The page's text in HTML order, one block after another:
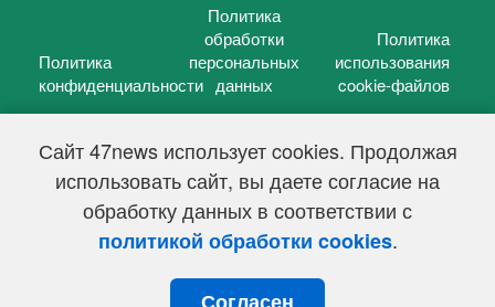
Сайт 47news использует cookies. Продолжая
использовать сайт, вы даете согласие на
обработку данных в соответствии с
политикой обработки cookies.
Согласен
Политика
конфиденциальности
Политика
обработки
персональных
данных
Политика
использования
cookie-файлов
47 новостей (47 news)2005 — 2026 г.
Свидетельство о регистрации СМИ Эл № ФС 77-39848, выдано
Федеральной службой по надзору в сфере связи,
информационных технологий и массовых коммуникаций